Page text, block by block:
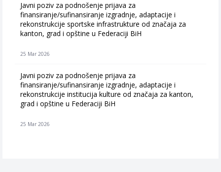
Javni poziv za podnošenje prijava za
finansiranje/sufinansiranje izgradnje, adaptacije i
rekonstrukcije sportske infrastrukture od značaja za
kanton, grad i opštine u Federaciji BiH
25 Mar 2026
Javni poziv za podnošenje prijava za
finansiranje/sufinansiranje izgradnje, adaptacije i
rekonstrukcije institucija kulture od značaja za kanton,
grad i opštine u Federaciji BiH
25 Mar 2026